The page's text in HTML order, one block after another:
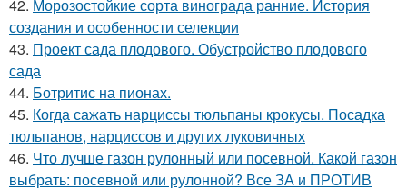
42. Морозостойкие сорта винограда ранние. История
создания и особенности селекции
43. Проект сада плодового. Обустройство плодового
сада
44. Ботритис на пионах.
45. Когда сажать нарциссы тюльпаны крокусы. Посадка
тюльпанов, нарциссов и других луковичных
46. Что лучше газон рулонный или посевной. Какой газон
выбрать: посевной или рулонной? Все ЗА и ПРОТИВ